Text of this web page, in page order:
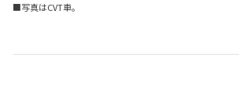
■写真はCVT車。